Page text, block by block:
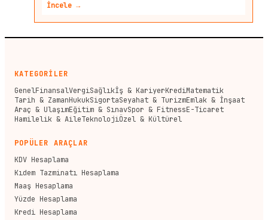
İncele →
KATEGORİLER
GenelFinansalVergiSağlıkİş & KariyerKrediMatematik
Tarih & ZamanHukukSigortaSeyahat & TurizmEmlak & İnşaat
Araç & UlaşımEğitim & SınavSpor & FitnessE-Ticaret
Hamilelik & AileTeknolojiÖzel & Kültürel
POPÜLER ARAÇLAR
KDV Hesaplama
Kıdem Tazminatı Hesaplama
Maaş Hesaplama
Yüzde Hesaplama
Kredi Hesaplama